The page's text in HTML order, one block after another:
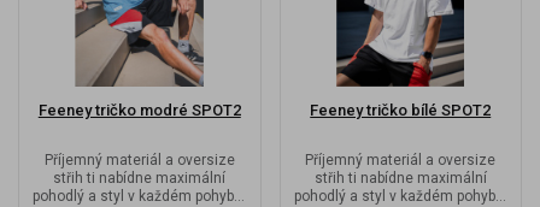
Feeney tričko modré SPOT2
Příjemný materiál a oversize
střih ti nabídne maximální
pohodlý a styl v každém pohybu.
Feeney tričko bílé SPOT2
Příjemný materiál a oversize
střih ti nabídne maximální
pohodlý a styl v každém pohybu.